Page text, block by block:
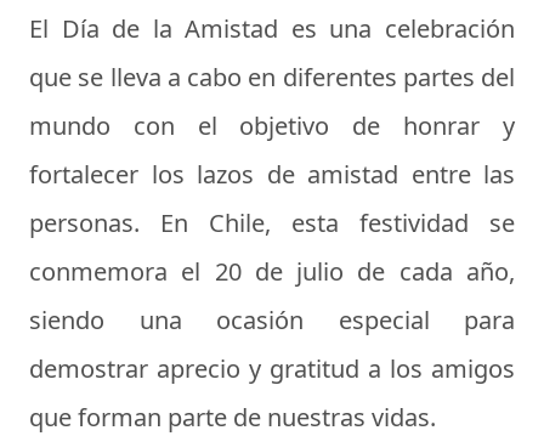
El Día de la Amistad es una celebración
que se lleva a cabo en diferentes partes del
mundo con el objetivo de honrar y
fortalecer los lazos de amistad entre las
personas. En Chile, esta festividad se
conmemora el 20 de julio de cada año,
siendo una ocasión especial para
demostrar aprecio y gratitud a los amigos
que forman parte de nuestras vidas.